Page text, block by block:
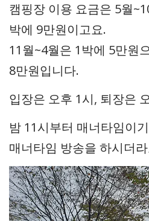
캠핑장 이용 요금은 5월
박에 9만원이고요.
11월~4월은 1박에 5만원
8만원입니다.
입장은 오후 1시, 퇴장은
밤 11시부터 매너타임이
매너타임 방송을 하시더